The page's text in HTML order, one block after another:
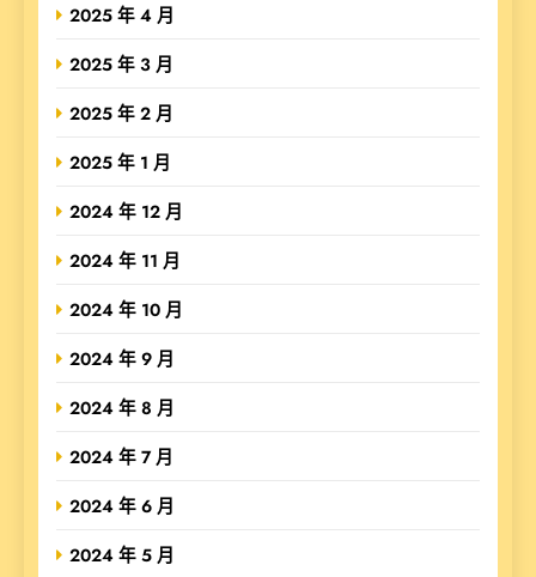
2025 年 4 月
2025 年 3 月
2025 年 2 月
2025 年 1 月
2024 年 12 月
2024 年 11 月
2024 年 10 月
2024 年 9 月
2024 年 8 月
2024 年 7 月
2024 年 6 月
2024 年 5 月